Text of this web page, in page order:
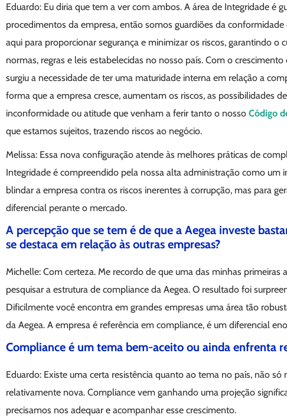
Eduardo: Eu diria que tem a ver com ambos. A área de Integridade é
procedimentos da empresa, então somos guardiões da conformidade
aqui para proporcionar segurança e minimizar os riscos, garantindo o
normas, regras e leis estabelecidas no nosso país. Com o
surgiu a necessidade de ter uma maturidade interna em relação a
forma que a empresa cresce, aumentam os riscos, as possibilidades
inconformidade ou atitude que venham a ferir tanto o nosso Código
que estamos sujeitos, trazendo riscos ao negócio.
Melissa: Essa nova configuração atende às melhores práticas de
Integridade é compreendido pela nossa alta administração como um
blindar a empresa contra os riscos inerentes à corrupção, mas para
diferencial perante o mercado.
A percepção que se tem é de que a Aegea investe
se destaca em relação às outras empresas?
Michelle: Com certeza. Me recordo de que uma das minhas primeiras
pesquisar a estrutura de compliance da Aegea. O resultado foi
Dificilmente você encontra em grandes empresas uma área tão
da Aegea. A empresa é referência em compliance, é um diferencial
Compliance é um tema bem-aceito ou ainda enfrenta
Eduardo: Existe uma certa resistência quanto ao tema no país, não só
relativamente nova. Compliance vem ganhando uma projeção
precisamos nos adequar e acompanhar esse crescimento.